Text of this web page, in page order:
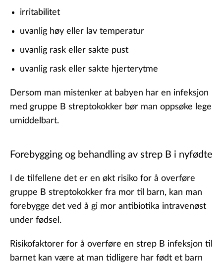
irritabilitet
uvanlig høy eller lav temperatur
uvanlig rask eller sakte pust
uvanlig rask eller sakte hjerterytme
Dersom man mistenker at babyen har en infeksjon
med gruppe B streptokokker bør man oppsøke lege
umiddelbart.
Forebygging og behandling av strep B i nyfødte
I de tilfellene det er en økt risiko for å overføre
gruppe B streptokokker fra mor til barn, kan man
forebygge det ved å gi mor antibiotika intravenøst
under fødsel.
Risikofaktorer for å overføre en strep B infeksjon til
barnet kan være at man tidligere har født et barn